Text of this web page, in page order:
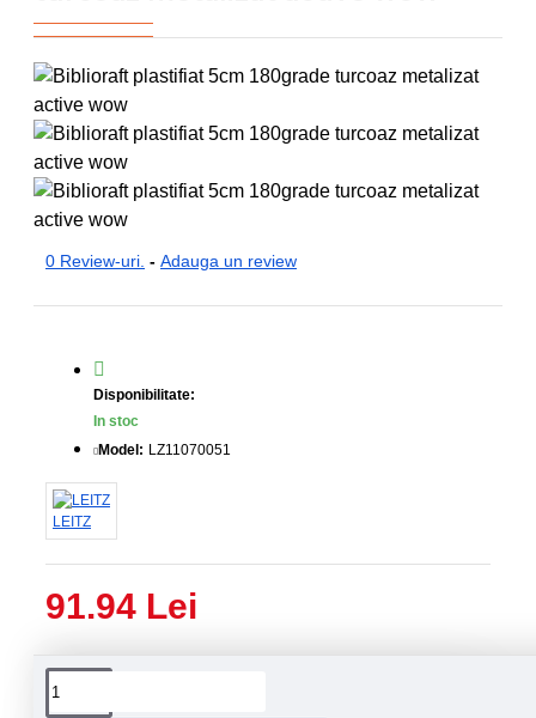
0 Review-uri. - Adauga un review
91.94 Lei
Disponibilitate:
In stoc
Model: LZ11070051
LEITZ